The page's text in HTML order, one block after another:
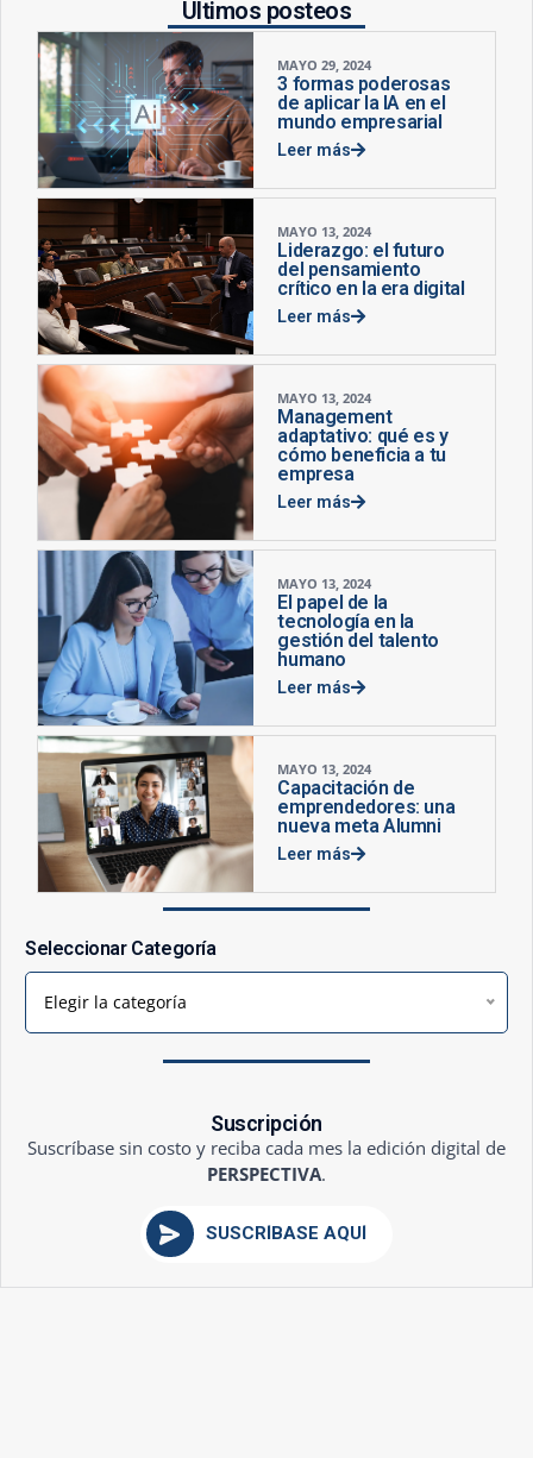
Últimos posteos
MAYO 29, 2024
3 formas poderosas
de aplicar la IA en el
mundo empresarial
Leer más
MAYO 13, 2024
Liderazgo: el futuro
del pensamiento
crítico en la era digital
Leer más
MAYO 13, 2024
Management
adaptativo: qué es y
cómo beneficia a tu
empresa
Leer más
MAYO 13, 2024
El papel de la
tecnología en la
gestión del talento
humano
Leer más
MAYO 13, 2024
Capacitación de
emprendedores: una
nueva meta Alumni
Leer más
Seleccionar Categoría
Elegir la categoría
Suscripción
Suscríbase sin costo y reciba cada mes la edición digital de
PERSPECTIVA.
SUSCRÍBASE AQUÍ